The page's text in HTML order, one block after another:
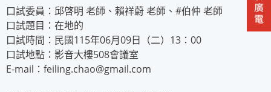
口試委員：邱啓明 老師、賴祥蔚 老師、#伯仲 老師
口試題目：在地的
口試時間：民國115年06月09日（二）13：00
口試地點：影音大樓508會議室
E-mail：feiling.chao@gmail.com